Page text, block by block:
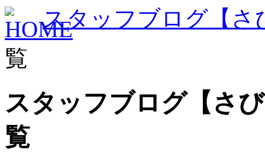
スタッフブログ【さ
覧
スタッフブログ【さ
覧